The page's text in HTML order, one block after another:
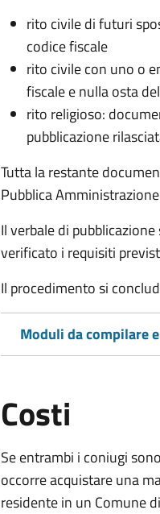
rito civile di futuri
codice fiscale
rito civile con uno o
fiscale e nulla osta
rito religioso:
pubblicazione
Tutta la restante
Pubblica
Il verbale di
verificato i requisiti
Il procedimento si
Moduli da compilare
Costi
Se entrambi i coniugi
occorre acquistare una
residente in un Comune